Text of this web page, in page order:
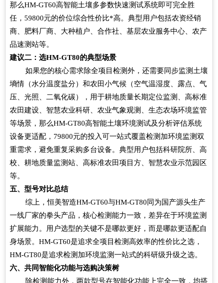
那么HM-GT60高智能土壤多参数快速测试系统即可完全胜
任， 59800元的价位综合性价比*高。典型用户包括农资经销
商、肥料厂商、大种植户、合作社、基层农业服务中心、农产
品速测站等。
建议二：选HM-GT80的典型场景
如果您的核心需求除全项目检测外，还需要同步监测土壤
墒情（水分温度盐分）和农田小气候（空气温湿度、露点、气
压、光照、二氧化碳），用于耕地质量长期定位监测、高标准
农田建设、智慧农业科研、农业气象观测、生态农场环境监管
等场景，那么HM-GT80高智能土壤环境测试及分析评估系统
设备更适配， 79800元的投入可一站式覆盖检测加环境监测双
重需求，避免重复采购多台设备。典型用户包括科研院所、高
校、耕地质量监测站、高标准农田项目方、智慧农业示范园区
等。
五、型号对比总结
综上，恒美智造HM-GT60与HM-GT80同为国产源头生产
一线厂家的拳头产品，核心检测能力一致，差异在于环境监测
扩展能力。用户选型的关键不是哪款更好，而是哪款更适配自
身场景。 HM-GT60是追求全项目检测高效率的性价比之选，
HM-GT80是追求检测加环境监测一站式的科研级升级之选。
六、共同智能化功能与选购决策树
除检测能力外，两款型号在智能化功能上完全一致，均搭